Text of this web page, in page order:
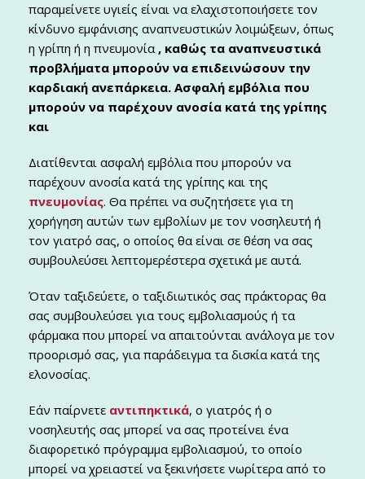
παραμείνετε υγιείς είναι να ελαχιστοποιήσετε τον
κίνδυνο εμφάνισης αναπνευστικών λοιμώξεων, όπως
η γρίπη ή η πνευμονία , καθώς τα αναπνευστικά
προβλήματα μπορούν να επιδεινώσουν την
καρδιακή ανεπάρκεια. Ασφαλή εμβόλια που
μπορούν να παρέχουν ανοσία κατά της γρίπης
και
Διατίθενται ασφαλή εμβόλια που μπορούν να
παρέχουν ανοσία κατά της γρίπης και της
πνευμονίας. Θα πρέπει να συζητήσετε για τη
χορήγηση αυτών των εμβολίων με τον νοσηλευτή ή
τον γιατρό σας, ο οποίος θα είναι σε θέση να σας
συμβουλεύσει λεπτομερέστερα σχετικά με αυτά.
Όταν ταξιδεύετε, ο ταξιδιωτικός σας πράκτορας θα
σας συμβουλεύσει για τους εμβολιασμούς ή τα
φάρμακα που μπορεί να απαιτούνται ανάλογα με τον
προορισμό σας, για παράδειγμα τα δισκία κατά της
ελονοσίας.
Εάν παίρνετε αντιπηκτικά, ο γιατρός ή ο
νοσηλευτής σας μπορεί να σας προτείνει ένα
διαφορετικό πρόγραμμα εμβολιασμού, το οποίο
μπορεί να χρειαστεί να ξεκινήσετε νωρίτερα από το